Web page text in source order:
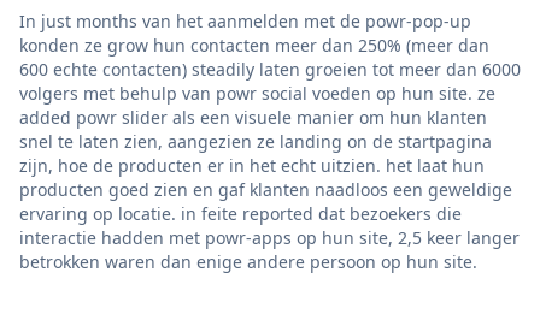
In just months van het aanmelden met de powr-pop-up
konden ze grow hun contacten meer dan 250% (meer dan
600 echte contacten) steadily laten groeien tot meer dan 6000
volgers met behulp van powr social voeden op hun site. ze
added powr slider als een visuele manier om hun klanten
snel te laten zien, aangezien ze landing on de startpagina
zijn, hoe de producten er in het echt uitzien. het laat hun
producten goed zien en gaf klanten naadloos een geweldige
ervaring op locatie. in feite reported dat bezoekers die
interactie hadden met powr-apps op hun site, 2,5 keer langer
betrokken waren dan enige andere persoon op hun site.